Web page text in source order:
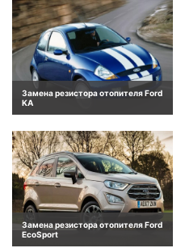
Замена резистора отопителя Ford
KA
Замена резистора отопителя Ford
EcoSport